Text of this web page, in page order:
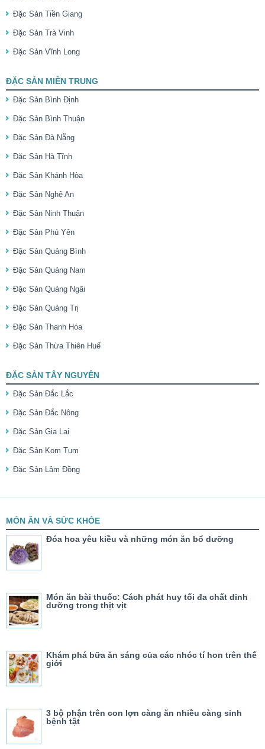
Đặc Sản Tiền Giang
Đặc Sản Trà Vinh
Đặc Sản Vĩnh Long
ĐẶC SẢN MIỀN TRUNG
Đặc Sản Bình Định
Đặc Sản Bình Thuận
Đặc Sản Đà Nẵng
Đặc Sản Hà Tĩnh
Đặc Sản Khánh Hòa
Đặc Sản Nghệ An
Đặc Sản Ninh Thuận
Đặc Sản Phú Yên
Đặc Sản Quảng Bình
Đặc Sản Quảng Nam
Đặc Sản Quảng Ngãi
Đặc Sản Quảng Trị
Đặc Sản Thanh Hóa
Đặc Sản Thừa Thiên Huế
ĐẶC SẢN TÂY NGUYÊN
Đặc Sản Đắc Lắc
Đặc Sản Đắc Nông
Đặc Sản Gia Lai
Đặc Sản Kom Tum
Đặc Sản Lâm Đồng
MÓN ĂN VÀ SỨC KHỎE
Đóa hoa yêu kiều và những món ăn bổ dưỡng
Món ăn bài thuốc: Cách phát huy tối đa chất dinh
dưỡng trong thịt vịt
Khám phá bữa ăn sáng của các nhóc tí hon trên thế
giới
3 bộ phận trên con lợn càng ăn nhiều càng sinh
bệnh tật